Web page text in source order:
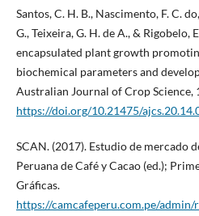
Santos, C. H. B., Nascimento, F. C.
G., Teixeira, G. H. de A., & Rigobelo,
encapsulated plant growth
biochemical parameters and
Australian Journal of Crop Science,
https://doi.org/10.21475/
SCAN. (2017). Estudio de mercado
Peruana de Café y Cacao (ed.);
Gráficas.
https://camcafeperu.com.pe/